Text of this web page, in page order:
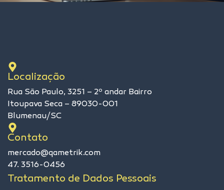
Localização
Rua São Paulo, 3251 – 2º andar Bairro
Itoupava Seca – 89030-001
Blumenau/SC
Contato
mercado@qametrik.com
47. 3516-0456
Tratamento de Dados Pessoais